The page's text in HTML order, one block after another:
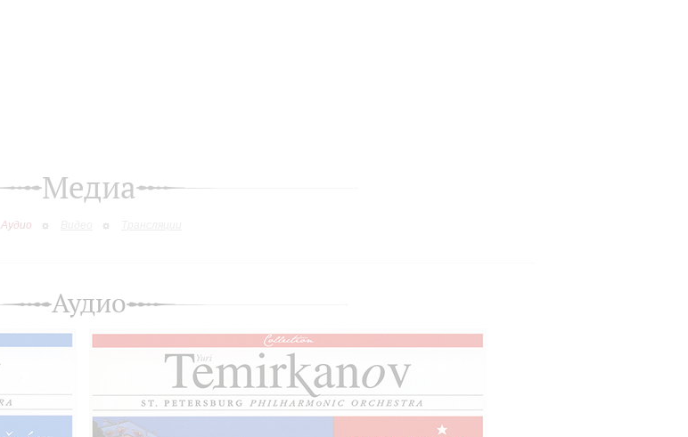
Медиа
Аудио
Аудио